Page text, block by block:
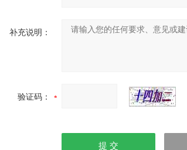
补充说明：
验证码：